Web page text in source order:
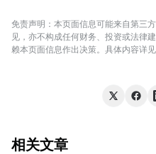
免责声明：本页面信息可能来自第三
见，亦不构成任何财务、投资或法律
赖本页面信息作出决策。具体内容详见
相关文章